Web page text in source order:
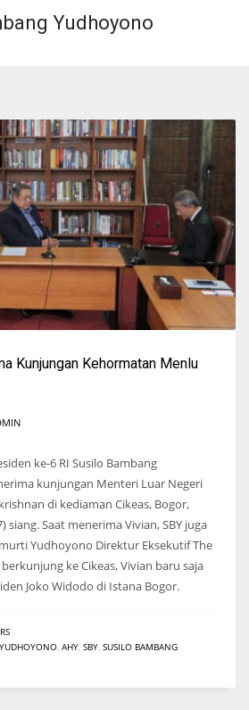
Yudhoyono
Kunjungan Kehormatan Menlu
ke-6 RI Susilo Bambang
kunjungan Menteri Luar Negeri
di kediaman Cikeas, Bogor,
siang. Saat menerima Vivian, SBY juga
Yudhoyono Direktur Eksekutif The
ke Cikeas, Vivian baru saja
Joko Widodo di Istana Bogor.
AHY SBY SUSILO BAMBANG